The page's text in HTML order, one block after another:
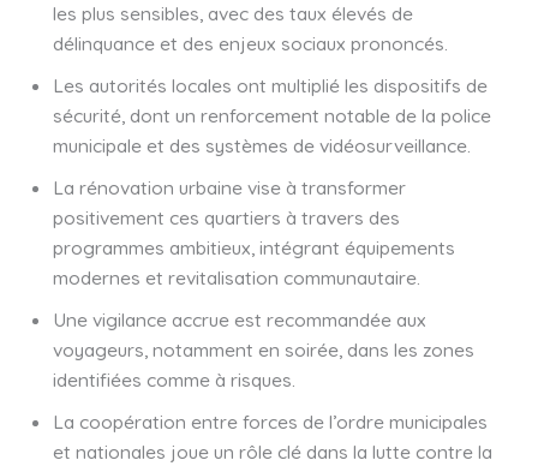
les plus sensibles, avec des taux élevés de
délinquance et des enjeux sociaux prononcés.
Les autorités locales ont multiplié les dispositifs de
sécurité, dont un renforcement notable de la police
municipale et des systèmes de vidéosurveillance.
La rénovation urbaine vise à transformer
positivement ces quartiers à travers des
programmes ambitieux, intégrant équipements
modernes et revitalisation communautaire.
Une vigilance accrue est recommandée aux
voyageurs, notamment en soirée, dans les zones
identifiées comme à risques.
La coopération entre forces de l’ordre municipales
et nationales joue un rôle clé dans la lutte contre la